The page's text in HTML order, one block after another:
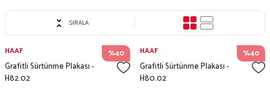
SIRALA
%40
HAAF
Grafitli Sürtünme Plakası -
H82.02
%40
HAAF
Grafitli Sürtünme Plakası -
H80.02